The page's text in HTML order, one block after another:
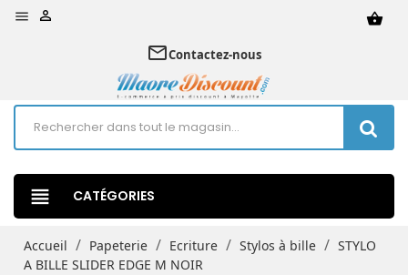
 shopping_basket

mail_outlineContactez-nous
view_headline CATÉGORIES
Accueil Papeterie Ecriture Stylos à bille
STYLO
A BILLE SLIDER EDGE M NOIR